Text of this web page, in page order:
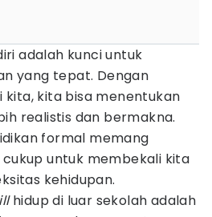
adalah kunci untuk
yang tepat. Dengan
kita, kita bisa menentukan
realistis dan bermakna.
formal memang
untuk membekali kita
kehidupan.
hidup di luar sekolah adalah